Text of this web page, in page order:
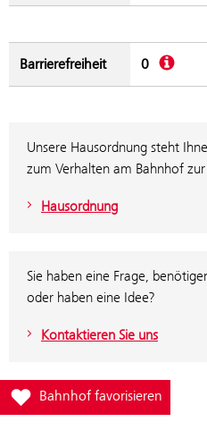
Barrierefreiheit 0
Unsere Hausordnung steht
zum Verhalten am Bahnhof
Hausordnung
Sie haben eine Frage,
oder haben eine Idee?
Kontaktieren Sie uns
Füge Bahnhof Scharnstein-
Bahnhof favorisieren